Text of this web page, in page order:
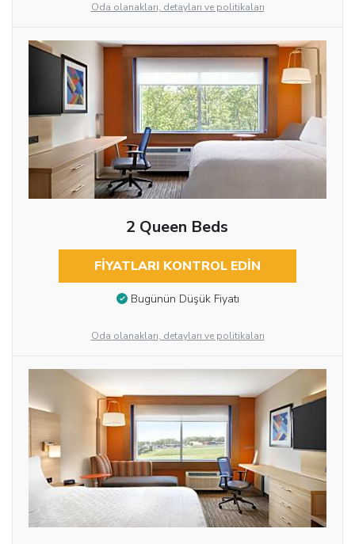
Oda olanakları, detayları ve politikaları
2 Queen Beds
FIYATLARI KONTROL EDIN
Bugünün Düşük Fiyatı
Oda olanakları, detayları ve politikaları